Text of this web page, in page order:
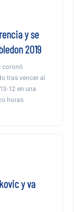
y se
2019
coronó
tras vencer al
12 en una
horas.
y va